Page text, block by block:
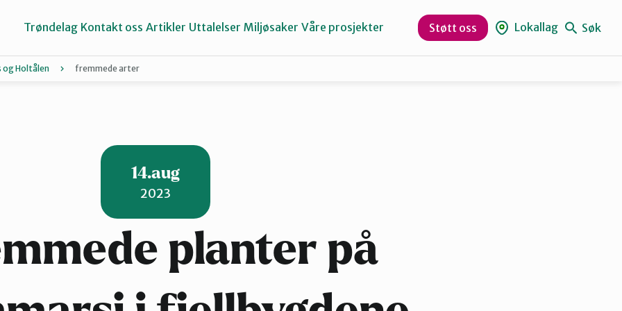
Namdalen
Selbu og Tydal
Stjørdal og Meråker Trøndelag
Trøndelag Kontakt oss Artikler Uttalelser Miljøsaker Våre prosjekter Støtt oss Lokallag Søk
og Holtålen fremmede arter
14.aug
2023
planter på